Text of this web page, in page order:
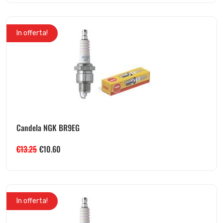
In offerta!
Candela NGK BR9EG
€13.25 €10.60
In offerta!